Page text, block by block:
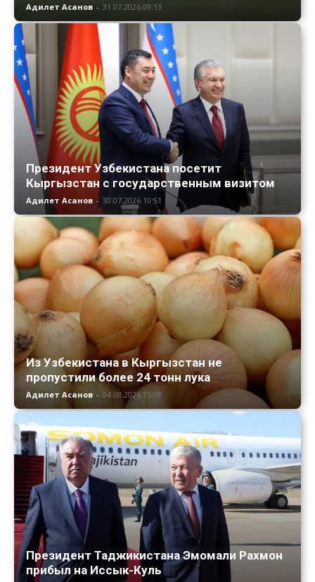
Адилет Асанов - 31.07.2026 09:13
Президент Узбекистана посетит
Кыргызстан с государственным визитом
Адилет Асанов - 30.07.2026 10:51
Из Узбекистана в Кыргызстан не
пропустили более 24 тонн лука
Адилет Асанов - 04.08.2026 15:08
Президент Таджикистана Эмомали Рахмон
прибыл на Иссык-Куль